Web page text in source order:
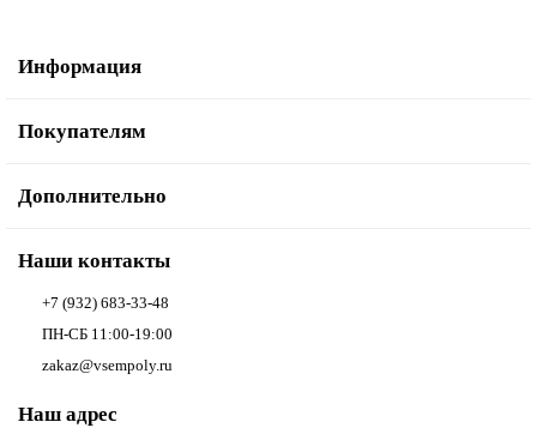
Информация
Покупателям
Дополнительно
Наши контакты
+7 (932) 683-33-48
ПН-СБ 11:00-19:00
zakaz@vsempoly.ru
Наш адрес